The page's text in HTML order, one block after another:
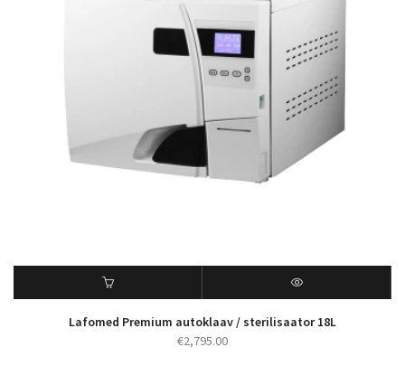
Lafomed Premium autoklaav / sterilisaator 18L
€2,795.00